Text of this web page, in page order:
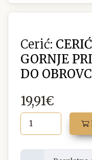
Cerić:
GORNJE
DO
19,91€